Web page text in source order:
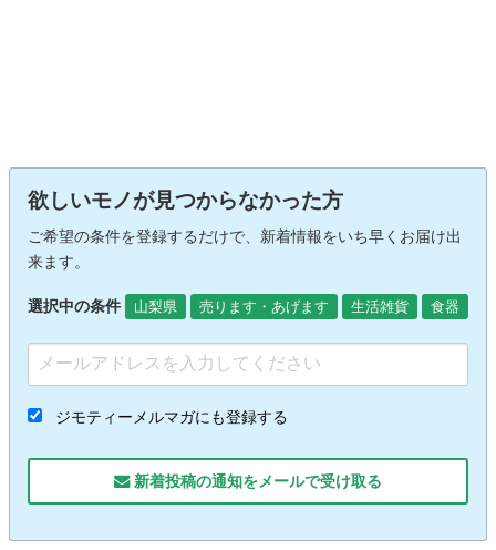
欲しいモノが見つからなかった方
ご希望の条件を登録するだけで、新着情報をいち早くお届け出
来ます。
選択中の条件 山梨県 売ります・あげます 生活雑貨 食器
ジモティーメルマガにも登録する
新着投稿の通知をメールで受け取る